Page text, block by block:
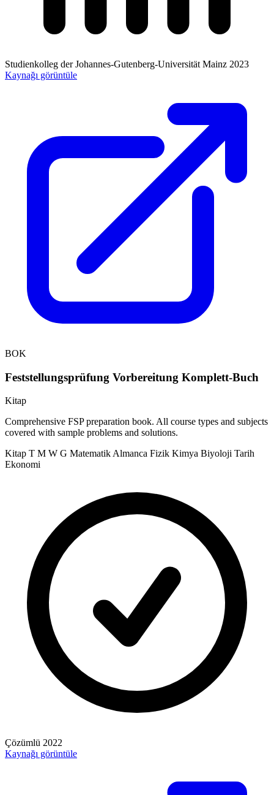
Studienkolleg der Johannes-Gutenberg-Universität Mainz 2023
Kaynağı görüntüle
BOK
Feststellungsprüfung Vorbereitung Komplett-Buch
Kitap
Comprehensive FSP preparation book. All course types and subjects
covered with sample problems and solutions.
Kitap T M W G MatematikAlmanca Fizik Kimya Biyoloji Tarih
Ekonomi
Çözümlü 2022
Kaynağı görüntüle